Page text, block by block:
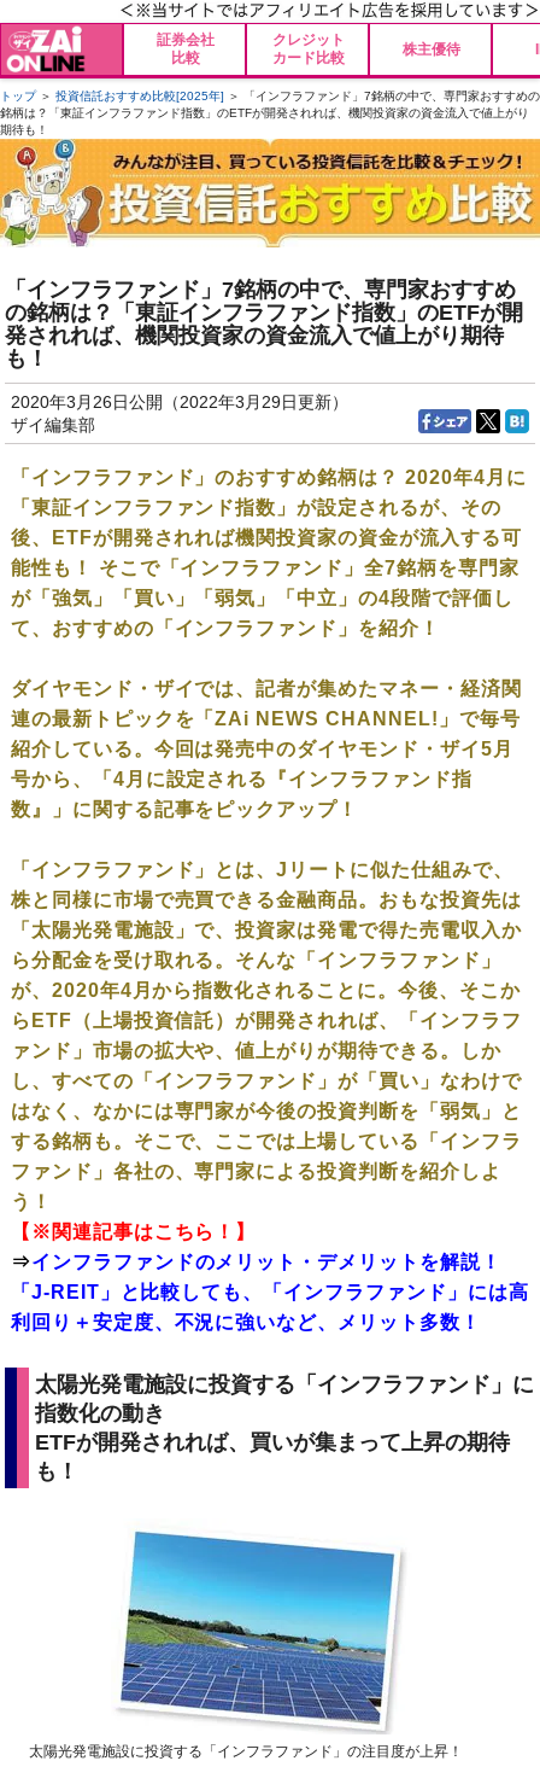
証券会社
比較
クレジット
カード比較
株主優待
トップ＞ 投資信託おすすめ比較[2025年] ＞ 「インフラファンド」7銘柄の中で、専門家おすすめの
銘柄は？「東証インフラファンド指数」のETFが開発されれば、機関投資家の資金流入で値上がり
期待も！
「インフラファンド」7銘柄の中で、専門家おすすめ
の銘柄は？「東証インフラファンド指数」のETFが開
発されれば、機関投資家の資金流入で値上がり期待
も！
2020年3月26日公開（2022年3月29日更新）
ザイ編集部
「インフラファンド」のおすすめ銘柄は？ 2020年4月に
「東証インフラファンド指数」が設定されるが、その
後、ETFが開発されれば機関投資家の資金が流入する可
能性も！ そこで「インフラファンド」全7銘柄を専門家
が「強気」「買い」「弱気」「中立」の4段階で評価し
て、おすすめの「インフラファンド」を紹介！
ダイヤモンド・ザイでは、記者が集めたマネー・経済関
連の最新トピックを「ZAi NEWS CHANNEL!」で毎号
紹介している。今回は発売中のダイヤモンド・ザイ5月
号から、「4月に設定される『インフラファンド指
数』」に関する記事をピックアップ！
「インフラファンド」とは、Jリートに似た仕組みで、
株と同様に市場で売買できる金融商品。おもな投資先は
「太陽光発電施設」で、投資家は発電で得た売電収入か
ら分配金を受け取れる。そんな「インフラファンド」
が、2020年4月から指数化されることに。今後、そこか
らETF（上場投資信託）が開発されれば、「インフラフ
ァンド」市場の拡大や、値上がりが期待できる。しか
し、すべての「インフラファンド」が「買い」なわけで
はなく、なかには専門家が今後の投資判断を「弱気」と
する銘柄も。そこで、ここでは上場している「インフラ
ファンド」各社の、専門家による投資判断を紹介しよ
う！
【※関連記事はこちら！】
⇒インフラファンドのメリット・デメリットを解説！
「J-REIT」と比較しても、「インフラファンド」には高
利回り＋安定度、不況に強いなど、メリット多数！
太陽光発電施設に投資する「インフラファンド」に
指数化の動き
ETFが開発されれば、買いが集まって上昇の期待
も！
太陽光発電施設に投資する「インフラファンド」の注目度が上昇！